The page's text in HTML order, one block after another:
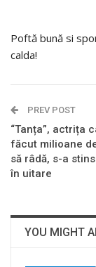
Poftă bună si
calda!
PREV POST
“Tanța”, actrița
făcut milioane
să râdă, s-a
în uitare
YOU MIGHT